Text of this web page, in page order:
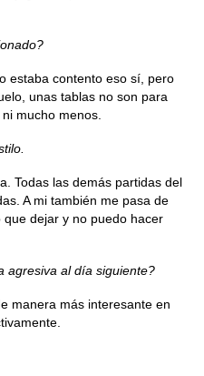
estaba contento eso sí, pero
unas tablas no son para
mucho menos.
Todas las demás partidas del
A mi también me pasa de
dejar y no puedo hacer
agresiva al día siguiente?
manera más interesante en